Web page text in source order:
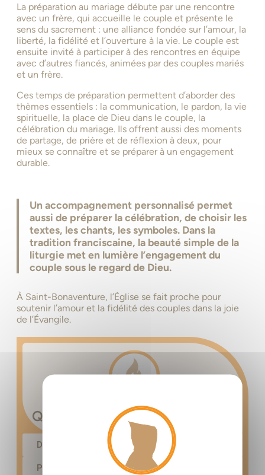
La préparation au mariage débute par une rencontre
avec un frère, qui accueille le couple et présente le
sens du sacrement : une alliance fondée sur l’amour, la
liberté, la fidélité et l’ouverture à la vie. Le couple est
ensuite invité à participer à des rencontres en équipe
avec d’autres fiancés, animées par des couples mariés
et un frère.
Ces temps de préparation permettent d’aborder des
thèmes essentiels : la communication, le pardon, la vie
spirituelle, la place de Dieu dans le couple, la
célébration du mariage. Ils offrent aussi des moments
de partage, de prière et de réflexion à deux, pour
mieux se connaître et se préparer à un engagement
durable.
Un accompagnement personnalisé permet
aussi de préparer la célébration, de choisir les
textes, les chants, les symboles. Dans la
tradition franciscaine, la beauté simple de la
liturgie met en lumière l’engagement du
couple sous le regard de Dieu.
À Saint-Bonaventure, l’Église se fait proche pour
soutenir l’amour et la fidélité des couples dans la joie
de l’Évangile.
Quelques infos en complément
Demander le Baptême (adulte) ➝
Préparer sa première communion (adulte) ➝